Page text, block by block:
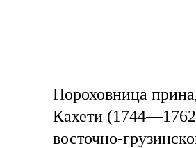
Пороховница
Кахети
восточно-